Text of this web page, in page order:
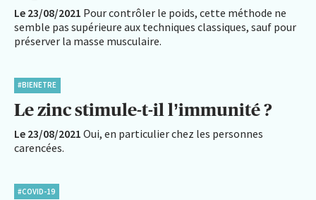
Le 23/08/2021 Pour contrôler le poids, cette méthode ne
semble pas supérieure aux techniques classiques, sauf pour
préserver la masse musculaire.
#BIENETRE
Le zinc stimule-t-il l’immunité ?
Le 23/08/2021 Oui, en particulier chez les personnes
carencées.
#COVID-19